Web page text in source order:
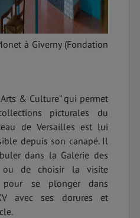
à Giverny (Fondation
& Culture” qui permet
picturales du
de Versailles est lui
depuis son canapé. Il
dans la Galerie des
ou de choisir la visite
pour se plonger dans
avec ses dorures et